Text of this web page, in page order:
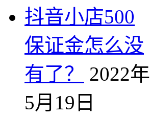
抖音小店500
保证金怎么没
有了？
2022年
5月19日